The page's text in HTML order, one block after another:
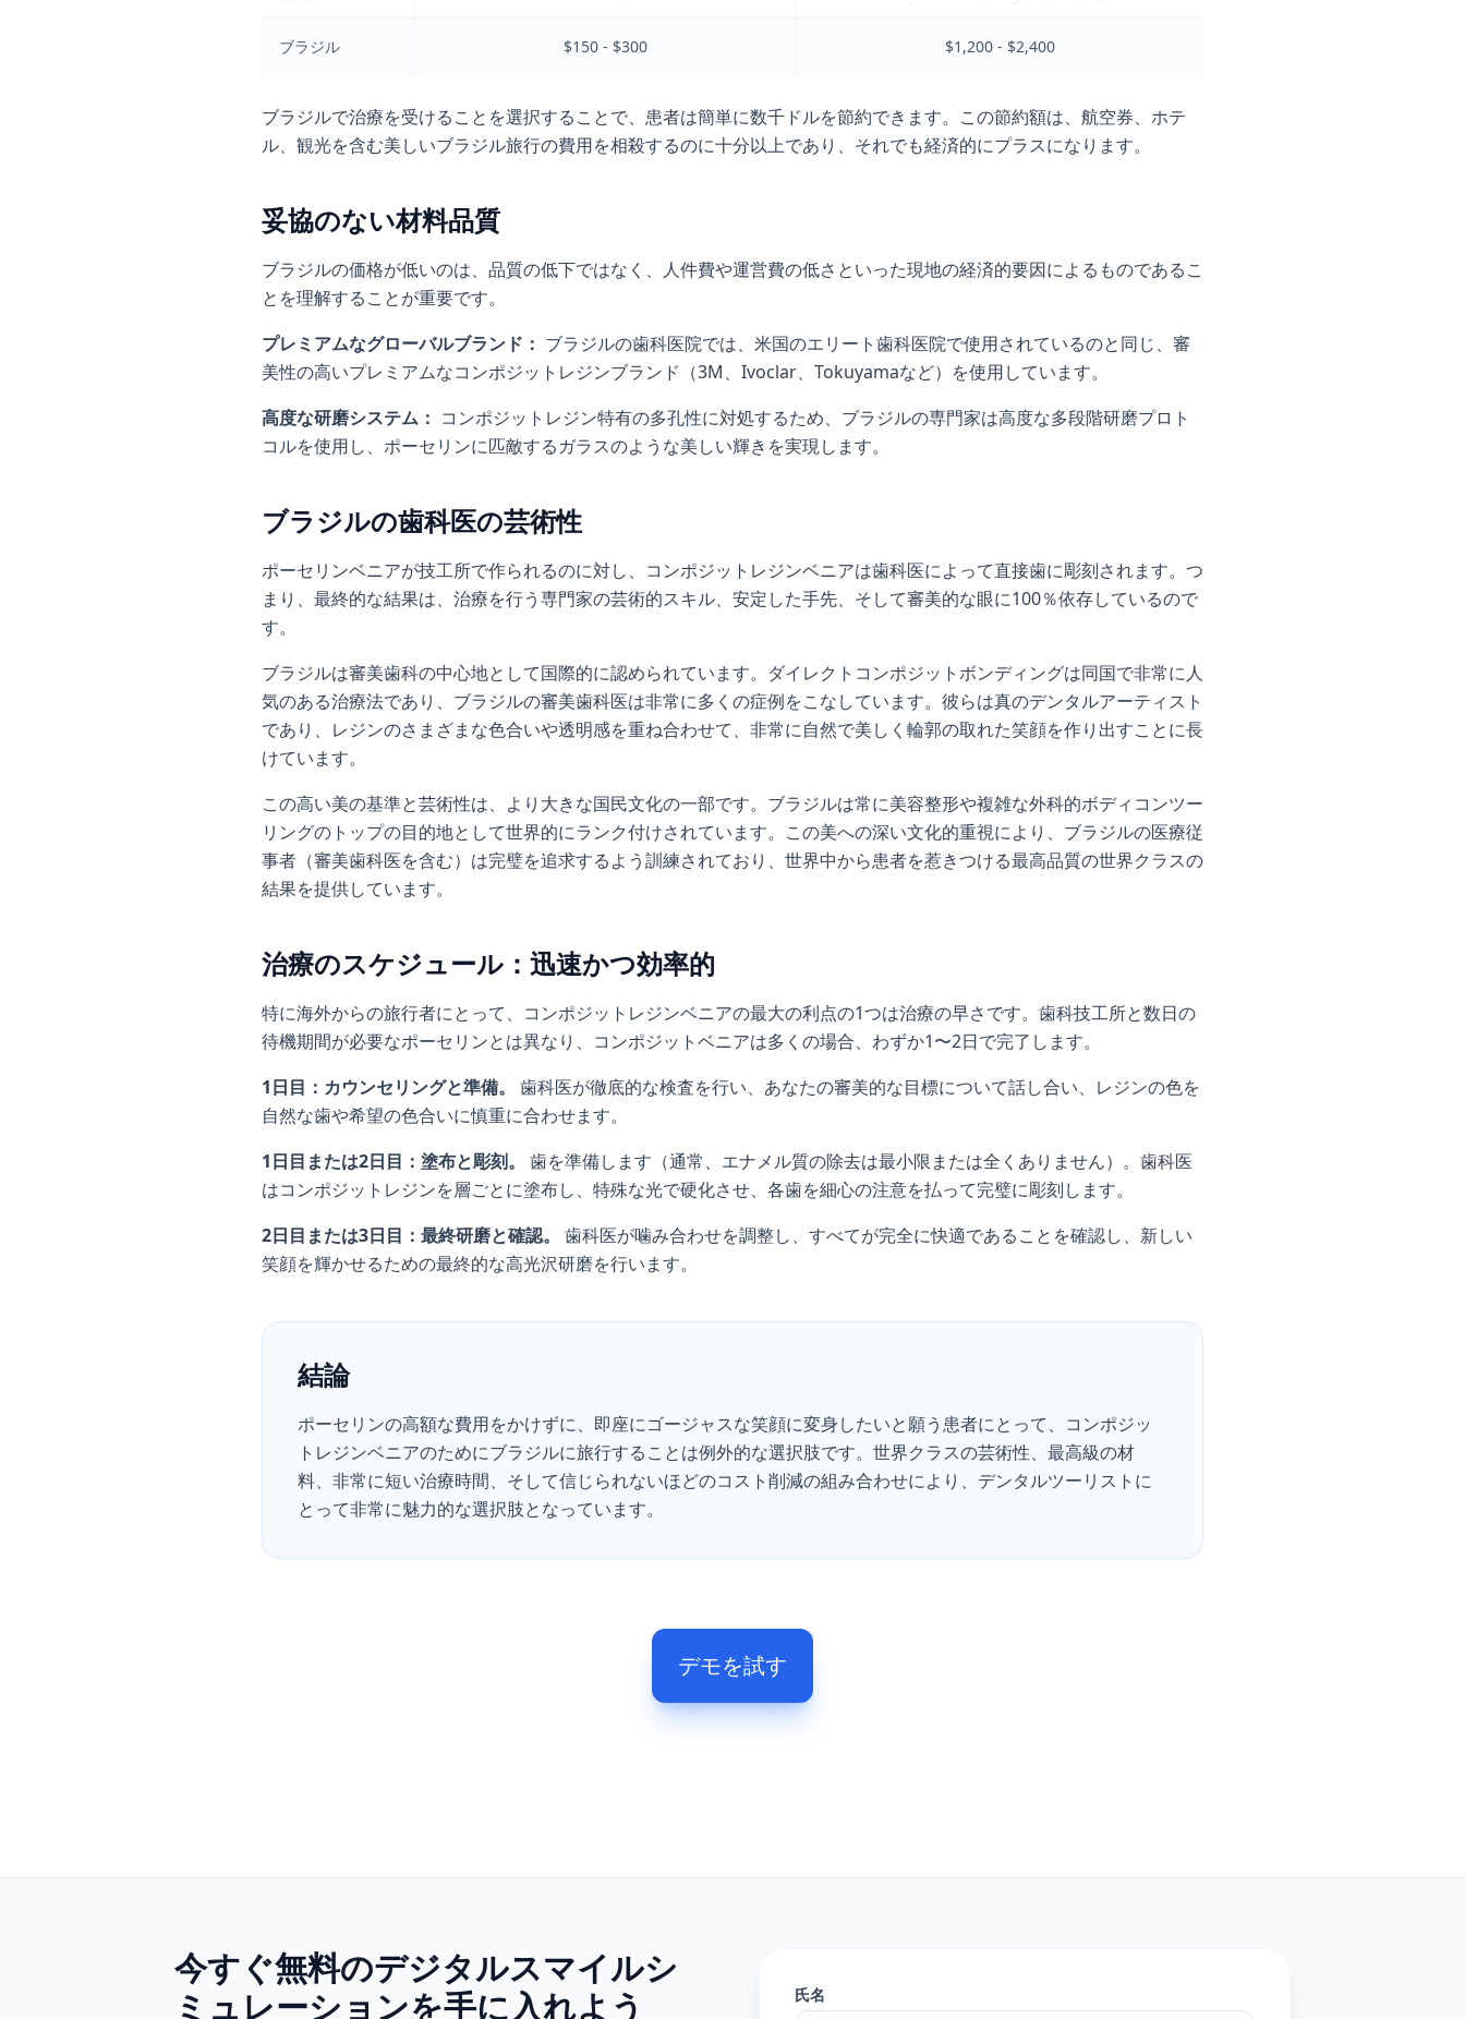
ブラジル $150 - $300 $1,200 - $2,400
ブラジルで治療を受けることを選択することで、患者は簡単に数千ドルを節約できます。この節約額は、航空券、ホテ
ル、観光を含む美しいブラジル旅行の費用を相殺するのに十分以上であり、それでも経済的にプラスになります。
妥協のない材料品質
ブラジルの価格が低いのは、品質の低下ではなく、人件費や運営費の低さといった現地の経済的要因によるものであるこ
とを理解することが重要です。
プレミアムなグローバルブランド： ブラジルの歯科医院では、米国のエリート歯科医院で使用されているのと同じ、審
美性の高いプレミアムなコンポジットレジンブランド（3M、Ivoclar、Tokuyamaなど）を使用しています。
高度な研磨システム： コンポジットレジン特有の多孔性に対処するため、ブラジルの専門家は高度な多段階研磨プロト
コルを使用し、ポーセリンに匹敵するガラスのような美しい輝きを実現します。
ブラジルの歯科医の芸術性
ポーセリンベニアが技工所で作られるのに対し、コンポジットレジンベニアは歯科医によって直接歯に彫刻されます。つ
まり、最終的な結果は、治療を行う専門家の芸術的スキル、安定した手先、そして審美的な眼に100％依存しているので
す。
ブラジルは審美歯科の中心地として国際的に認められています。ダイレクトコンポジットボンディングは同国で非常に人
気のある治療法であり、ブラジルの審美歯科医は非常に多くの症例をこなしています。彼らは真のデンタルアーティスト
であり、レジンのさまざまな色合いや透明感を重ね合わせて、非常に自然で美しく輪郭の取れた笑顔を作り出すことに長
けています。
この高い美の基準と芸術性は、より大きな国民文化の一部です。ブラジルは常に美容整形や複雑な外科的ボディコンツー
リングのトップの目的地として世界的にランク付けされています。この美への深い文化的重視により、ブラジルの医療従
事者（審美歯科医を含む）は完璧を追求するよう訓練されており、世界中から患者を惹きつける最高品質の世界クラスの
結果を提供しています。
治療のスケジュール：迅速かつ効率的
特に海外からの旅行者にとって、コンポジットレジンベニアの最大の利点の1つは治療の早さです。歯科技工所と数日の
待機期間が必要なポーセリンとは異なり、コンポジットベニアは多くの場合、わずか1〜2日で完了します。
1日目：カウンセリングと準備。
歯科医が徹底的な検査を行い、あなたの審美的な目標について話し合い、レジンの色を
自然な歯や希望の色合いに慎重に合わせます。
1日目または2日目：塗布と彫刻。
歯を準備します（通常、エナメル質の除去は最小限または全くありません）。歯科医
はコンポジットレジンを層ごとに塗布し、特殊な光で硬化させ、各歯を細心の注意を払って完璧に彫刻します。
2日目または3日目：最終研磨と確認。
歯科医が噛み合わせを調整し、すべてが完全に快適であることを確認し、新しい
笑顔を輝かせるための最終的な高光沢研磨を行います。
結論
ポーセリンの高額な費用をかけずに、即座にゴージャスな笑顔に変身したいと願う患者にとって、コンポジッ
トレジンベニアのためにブラジルに旅行することは例外的な選択肢です。世界クラスの芸術性、最高級の材
料、非常に短い治療時間、そして信じられないほどのコスト削減の組み合わせにより、デンタルツーリストに
とって非常に魅力的な選択肢となっています。
デモを試す
今すぐ無料のデジタルスマイルシ
ミュレーションを手に入れよう
氏名